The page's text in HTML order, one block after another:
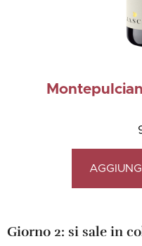
Giorno 2: si sale in